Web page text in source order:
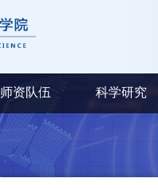
师资队伍 科学研究